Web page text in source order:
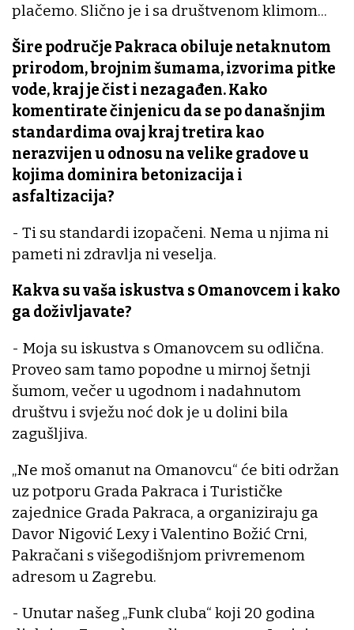
plačemo. Slično je i sa društvenom klimom...
Šire područje Pakraca obiluje netaknutom
prirodom, brojnim šumama, izvorima pitke
vode, kraj je čist i nezagađen. Kako
komentirate činjenicu da se po današnjim
standardima ovaj kraj tretira kao
nerazvijen u odnosu na velike gradove u
kojima dominira betonizacija i
asfaltizacija?
- Ti su standardi izopačeni. Nema u njima ni
pameti ni zdravlja ni veselja.
Kakva su vaša iskustva s Omanovcem i kako
ga doživljavate?
- Moja su iskustva s Omanovcem su odlična.
Proveo sam tamo popodne u mirnoj šetnji
šumom, večer u ugodnom i nadahnutom
društvu i svježu noć dok je u dolini bila
zagušljiva.
„Ne moš omanut na Omanovcu“ će biti održan
uz potporu Grada Pakraca i Turističke
zajednice Grada Pakraca, a organiziraju ga
Davor Nigović Lexy i Valentino Božić Crni,
Pakračani s višegodišnjom privremenom
adresom u Zagrebu.
- Unutar našeg „Funk cluba“ koji 20 godina